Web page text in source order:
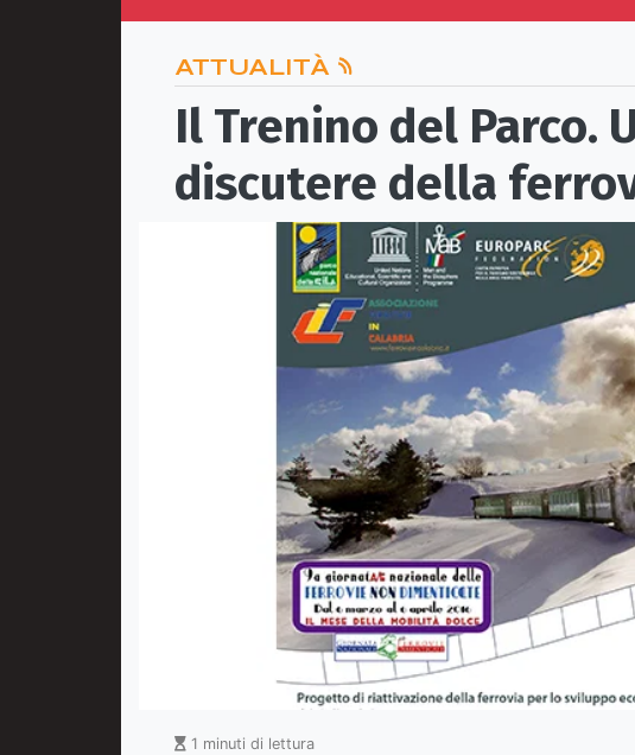
ATTUALITÀ
Il Trenino del Parco.
discutere della
1 minuti di lettura